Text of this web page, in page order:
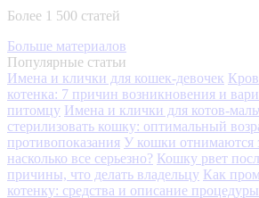
Более 1 500 статей
Больше материалов
Популярные статьи
Имена и клички для кошек-девочек
котенка: 7 причин возникновения и
питомцу Имена и клички для котов-
стерилизовать кошку: оптимальный
противопоказания У кошки отнимаются
насколько все серьезно? Кошку рвет
причины, что делать владельцу Как
котенку: средства и описание процедуры